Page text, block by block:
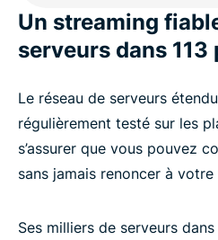
Un streaming
serveurs dans 113
Le réseau de serveurs
régulièrement testé sur les
s’assurer que vous pouvez
sans jamais renoncer à
Ses milliers de serveurs